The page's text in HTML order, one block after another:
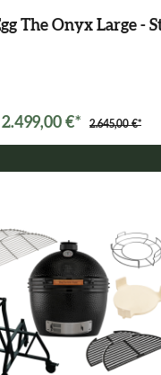
The Onyx Large -
2.499,00 €* 2.645,00 €*